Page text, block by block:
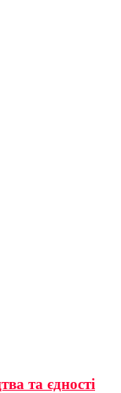
та єдності